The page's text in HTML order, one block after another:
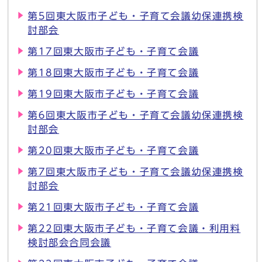
第5回東大阪市子ども・子育て会議幼保連携検
討部会
第17回東大阪市子ども・子育て会議
第18回東大阪市子ども・子育て会議
第19回東大阪市子ども・子育て会議
第6回東大阪市子ども・子育て会議幼保連携検
討部会
第20回東大阪市子ども・子育て会議
第7回東大阪市子ども・子育て会議幼保連携検
討部会
第21回東大阪市子ども・子育て会議
第22回東大阪市子ども・子育て会議・利用料
検討部会合同会議